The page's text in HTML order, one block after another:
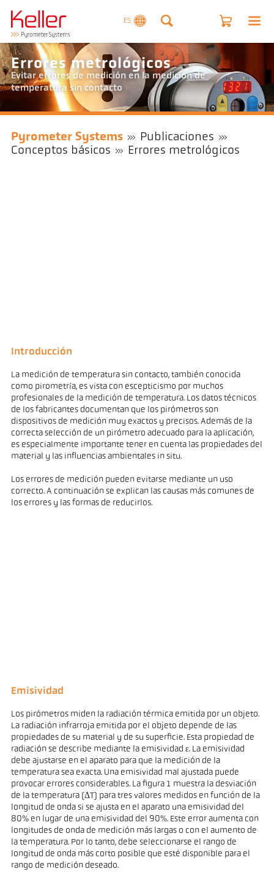
ES
Errores metrológicos
Evitar errores de medición en la medición de
temperatura sin contacto
Pyrometer Systems
Publicaciones
Conceptos básicos
Errores metrológicos
Introducción
La medición de temperatura sin contacto, también conocida
como pirometría, es vista con escepticismo por muchos
profesionales de la medición de temperatura. Los datos técnicos
de los fabricantes documentan que los pirómetros son
dispositivos de medición muy exactos y precisos. Además de la
correcta selección de un pirómetro adecuado para la aplicación,
es especialmente importante tener en cuenta las propiedades del
material y las influencias ambientales in situ.
Los errores de medición pueden evitarse mediante un uso
correcto. A continuación se explican las causas más comunes de
los errores y las formas de reducirlos.
Emisividad
Los pirómetros miden la radiación térmica emitida por un objeto.
La radiación infrarroja emitida por el objeto depende de las
propiedades de su material y de su superficie. Esta propiedad de
radiación se describe mediante la emisividad ε. La emisividad
debe ajustarse en el aparato para que la medición de la
temperatura sea exacta. Una emisividad mal ajustada puede
provocar errores considerables. La figura 1 muestra la desviación
de la temperatura (ΔT) para tres valores medidos en función de la
longitud de onda si se ajusta en el aparato una emisividad del
80% en lugar de una emisividad del 90%. Este error aumenta con
longitudes de onda de medición más largas o con el aumento de
la temperatura. Por lo tanto, debe seleccionarse el rango de
longitud de onda más corto posible que esté disponible para el
rango de medición deseado.